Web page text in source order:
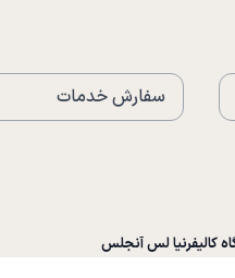
سفارش خدمات
کالیفرنیا لس آنجلس